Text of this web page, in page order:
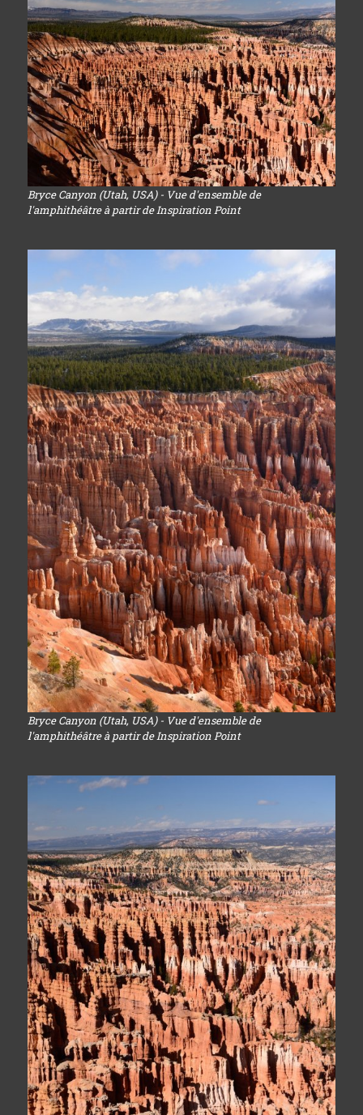
Bryce Canyon (Utah, USA) - Vue d'ensemble de
l'amphithéâtre à partir de Inspiration Point
Bryce Canyon (Utah, USA) - Vue d'ensemble de
l'amphithéâtre à partir de Inspiration Point